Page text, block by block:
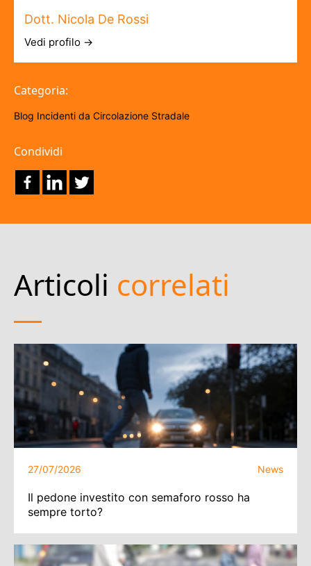
Dott. Nicola De Rossi
Vedi profilo →
Categoria:
Blog Incidenti da Circolazione Stradale
Condividi
Articoli correlati
27/07/2026 News
Il pedone investito con semaforo rosso ha
sempre torto?